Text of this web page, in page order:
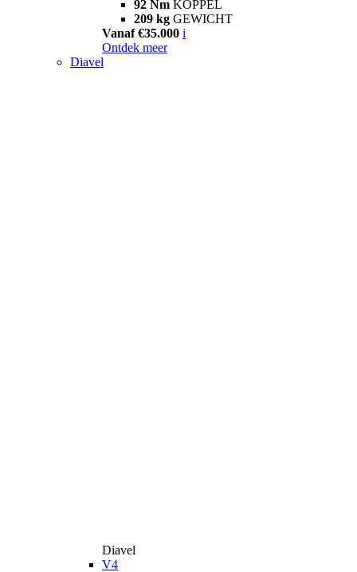
92 Nm KOPPEL
209 kg GEWICHT
Vanaf €35.000 i
Ontdek meer
Diavel
Diavel
V4